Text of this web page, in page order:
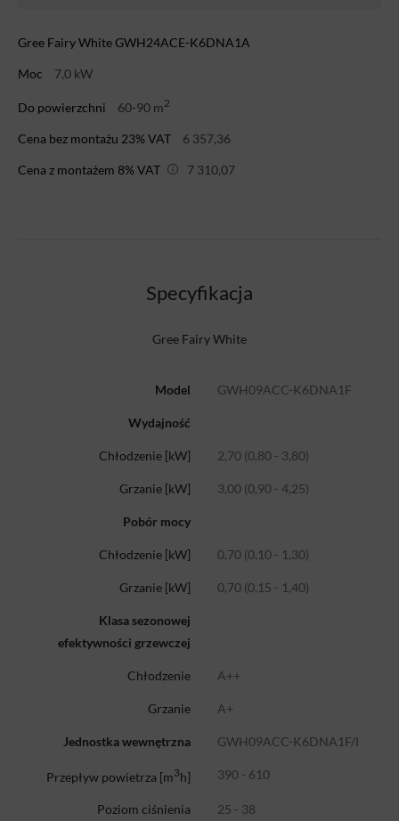
Gree Fairy White GWH24ACE-K6DNA1A
Moc 7,0 kW
Do powierzchni 60-90 m2
Cena bez montażu 23% VAT 6 357,36
Cena z montażem 8% VAT 7 310,07
Specyfikacja
Gree Fairy White
Model
Wydajność
Chłodzenie [kW]
Grzanie [kW]
Pobór mocy
Chłodzenie [kW]
Grzanie [kW]
Klasa sezonowej
efektywności grzewczej
Chłodzenie
Grzanie
Jednostka wewnętrzna
Przepływ powietrza [m3h]
Poziom ciśnienia
GWH09ACC-K6DNA1F
2,70 (0,80 - 3,80)
3,00 (0,90 - 4,25)
0,70 (0,10 - 1,30)
0,70 (0,15 - 1,40)
A++
A+
GWH09ACC-K6DNA1F/I
390 - 610
25 - 38